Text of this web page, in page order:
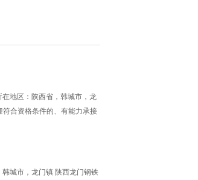
在地区：陕西省，韩城市，龙
符合资格条件的、有能力承接
韩城市，龙门镇 陕西龙门钢铁